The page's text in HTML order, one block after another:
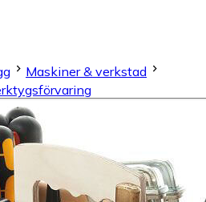
Maskiner & verkstad